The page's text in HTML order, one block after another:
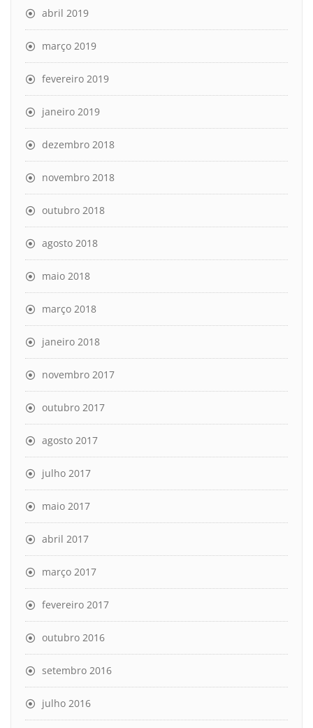
abril 2019
março 2019
fevereiro 2019
janeiro 2019
dezembro 2018
novembro 2018
outubro 2018
agosto 2018
maio 2018
março 2018
janeiro 2018
novembro 2017
outubro 2017
agosto 2017
julho 2017
maio 2017
abril 2017
março 2017
fevereiro 2017
outubro 2016
setembro 2016
julho 2016